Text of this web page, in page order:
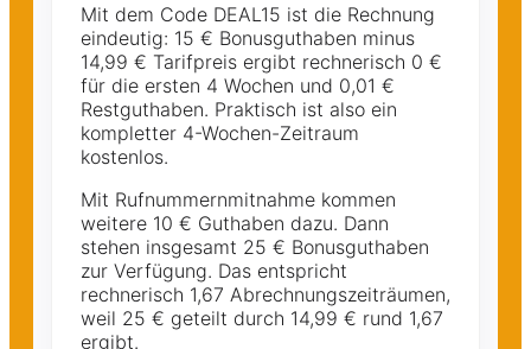
Mit dem Code DEAL15 ist die Rechnung
eindeutig: 15 € Bonusguthaben minus
14,99 € Tarifpreis ergibt rechnerisch 0 €
für die ersten 4 Wochen und 0,01 €
Restguthaben. Praktisch ist also ein
kompletter 4-Wochen-Zeitraum
kostenlos.
Mit Rufnummernmitnahme kommen
weitere 10 € Guthaben dazu. Dann
stehen insgesamt 25 € Bonusguthaben
zur Verfügung. Das entspricht
rechnerisch 1,67 Abrechnungszeiträumen,
weil 25 € geteilt durch 14,99 € rund 1,67
ergibt.